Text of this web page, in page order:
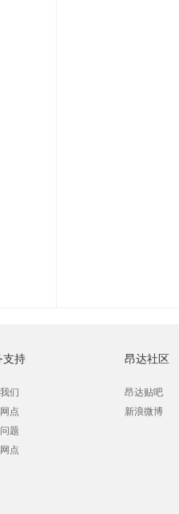
支持
们
点
题
点
昂达社区
昂达贴吧
新浪微博